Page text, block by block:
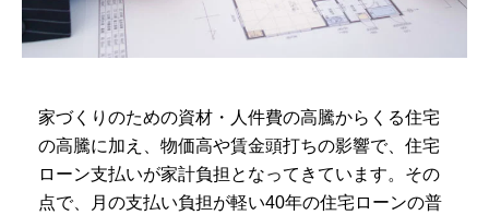
家づくりのための資材・人件費の高騰からくる住宅
の高騰に加え、物価高や賃金頭打ちの影響で、住宅
ローン支払いが家計負担となってきています。その
点で、月の支払い負担が軽い40年の住宅ローンの普